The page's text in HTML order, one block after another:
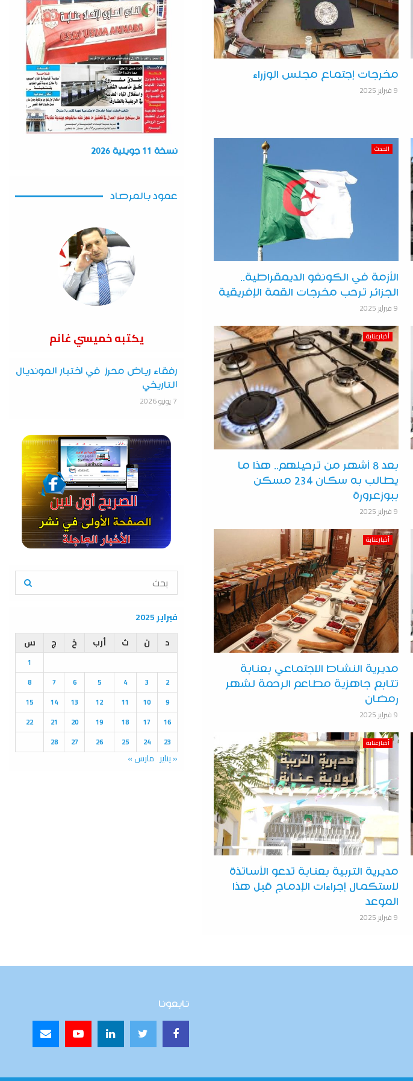
مخرجات إجتماع مجلس الوزراء
9 فبراير 2025
الحدث
الأزمة في الكونغو الديمقراطية..
الجزائر ترحب مخرجات القمة الإفريقية
9 فبراير 2025
أخبارعنابة
بعد 8 أشهر من ترحيلهم.. هذا ما
يطالب به سكان 234 مسكن
ببوزعرورة
9 فبراير 2025
أخبارعنابة
مديرية النشاط الاجتماعي بعنابة
تتابع جاهزية مطاعم الرحمة لشهر
رمضان
9 فبراير 2025
أخبارعنابة
مديرية التربية بعنابة تدعو الأساتذة
لاستكمال إجراءات الإدماج قبل هذا
الموعد
9 فبراير 2025
نسخة 11 جويلية 2026
عمود بالمرصاد
يكتبه خميسي غانم
رفقاء رياض محرز في اختبار المونديال
التاريخي
7 يونيو 2026
r
f
:
E
A
R
C
H
فبراير 2025
د
ن ث أرب خ ج س
1
2
3
4
5
6
7
8
9
10
11
12
13
14
15
16
17
18
19
20
21
22
23
24
25
26
27
28
« يناير مارس »
تابعونا